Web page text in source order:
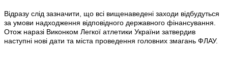
Відразу слід зазначити, що всі вищенаведені заходи відбудуться
за умови надходження відповідного державного фінансування.
Отож наразі Виконком Легкої атлетики України затвердив
наступні нові дати та міста проведення головних змагань ФЛАУ.